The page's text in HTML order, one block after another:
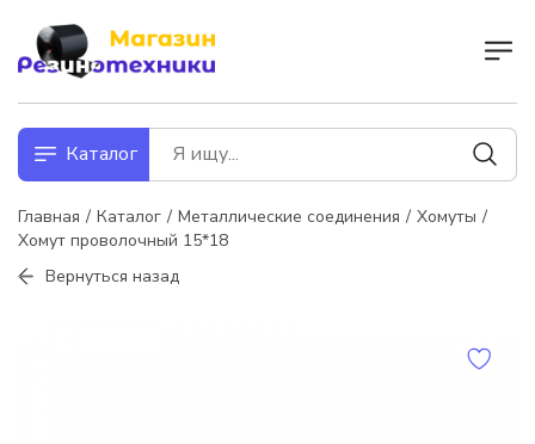
Каталог
Главная Каталог Металлические соединения
Хомуты
Хомут проволочный 15*18
Вернуться назад